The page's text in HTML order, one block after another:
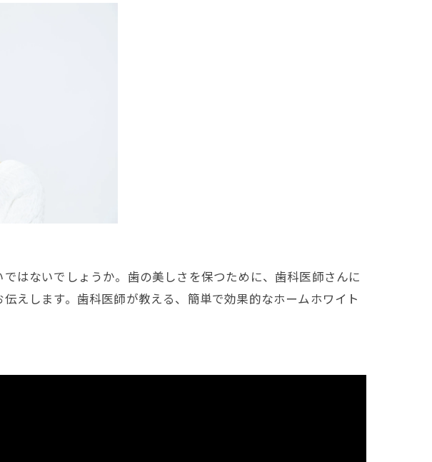
はないでしょうか。歯の美しさを保つために、歯科医師さんに
えします。歯科医師が教える、簡単で効果的なホームホワイト